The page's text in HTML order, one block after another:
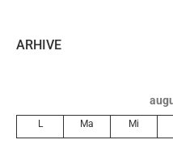
ARHIVE
L Ma Mi